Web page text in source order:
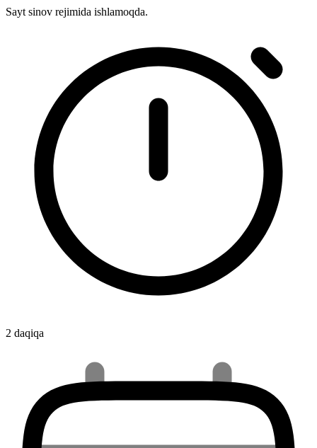
Sayt sinov rejimida ishlamoqda.
2 daqiqa